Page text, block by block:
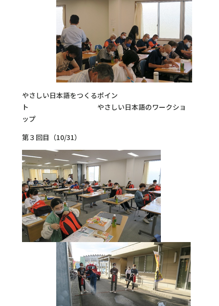
やさしい日本語をつくるポイン
ト やさしい日本語のワークショ
ップ
第３回目（10/31）